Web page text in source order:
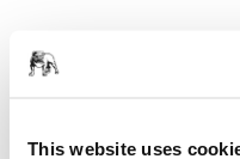
This website uses